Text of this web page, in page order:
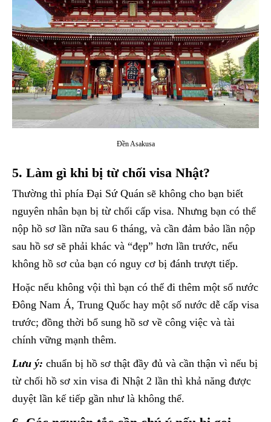
Đền Asakusa
5. Làm gì khi bị từ chối visa Nhật?
Thường thì phía Đại Sứ Quán sẽ không cho bạn biết
nguyên nhân bạn bị từ chối cấp visa. Nhưng bạn có thể
nộp hồ sơ lần nữa sau 6 tháng, và cần đảm bảo lần nộp
sau hồ sơ sẽ phải khác và “đẹp” hơn lần trước, nếu
không hồ sơ của bạn có nguy cơ bị đánh trượt tiếp.
Hoặc nếu không vội thì bạn có thể đi thêm một số nước
Đông Nam Á, Trung Quốc hay một số nước dễ cấp visa
trước; đồng thời bổ sung hồ sơ về công việc và tài
chính vững mạnh thêm.
Lưu ý: chuẩn bị hồ sơ thật đầy đủ và cần thận vì nếu bị
từ chối hồ sơ xin visa đi Nhật 2 lần thì khả năng được
duyệt lần kế tiếp gần như là không thể.